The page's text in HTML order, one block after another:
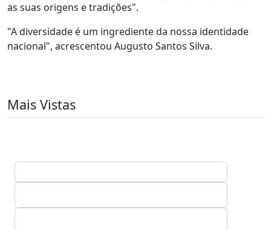
as suas origens e tradições".
"A diversidade é um ingrediente da nossa identidade
nacional", acrescentou Augusto Santos Silva.
Mais Vistas